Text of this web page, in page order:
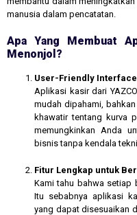
manusia dalam pencatatan.
Apa Yang Membuat
Menonjol?
User-Friendly Interface
Aplikasi kasir dari
mudah dipahami,
khawatir tentang kurva
memungkinkan Anda
bisnis tanpa kendala
Fitur Lengkap untuk
Kami tahu bahwa setiap
Itu sebabnya aplikasi
yang dapat disesuaikan